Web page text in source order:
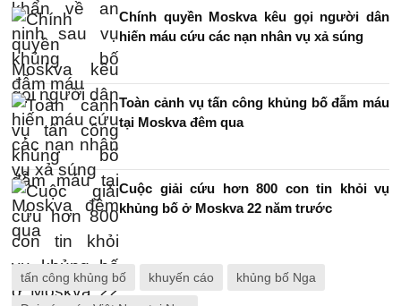
Chính quyền Moskva kêu gọi người dân
hiến máu cứu các nạn nhân vụ xả súng
Toàn cảnh vụ tấn công khủng bố đẫm máu
tại Moskva đêm qua
Cuộc giải cứu hơn 800 con tin khỏi vụ
khủng bố ở Moskva 22 năm trước
tấn công khủng bố khuyến cáo khủng bố Nga